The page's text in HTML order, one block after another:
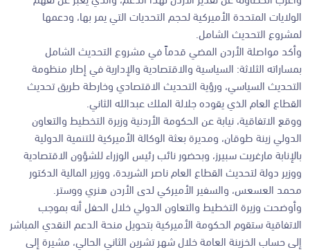
الولايات المتحدة الأميركية لحجم التحديات التي يمر بها، ودعمها
لمشروع التحديث الشامل.
وأكد مواصلة الأردن المضي قدماً في مشروع التحديث الشامل
بمساراته الثلاثة: السياسية والاقتصادية والإدارية في إطار منظومة
التحديث السياسي، ورؤية التحديث الاقتصادي وخارطة طريق تحديث
القطاع العام الذي يقوده جلالة الملك عبدالله الثاني.
ووقع الاتفاقية، نيابة عن الحكومة الأردنية وزيرة التخطيط والتعاون
الدولي زينة طوقان، ومديرة بعثة الوكالة الأميركية للتنمية الدولية
بالإنابة مارغريت سبيرز، وبحضور نائب رئيس الوزراء للشؤون الاقتصادية
ووزير دولة لتحديث القطاع العام ناصر الشريدة، ووزير المالية الدكتور
محمد العسعس، والسفير الأميركي لدى الأردن هنري ووستر.
وأوضحت وزيرة التخطيط والتعاون الدولي خلال الحفل أنه بموجب
الاتفاقية ستقوم الحكومة الأميركية بتحويل منحة الدعم النقدي المباشر
إلى حساب الخزينة العامة خلال شهر تشرين الثاني الحالي، مشيرة إلى